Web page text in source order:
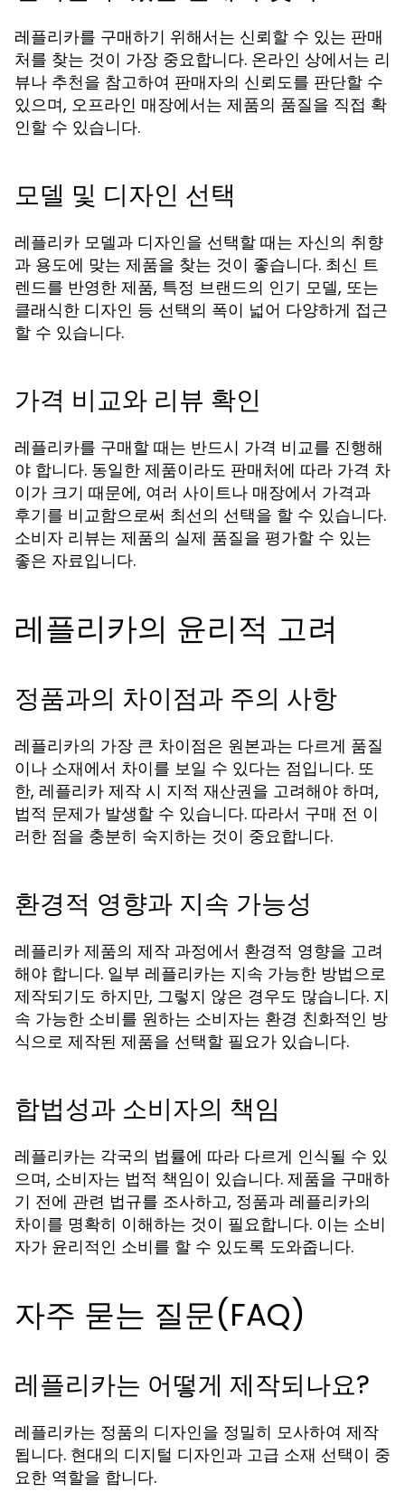
레플리카를 구매하기 위해서는 신뢰할 수 있는 판매
처를 찾는 것이 가장 중요합니다. 온라인 상에서는 리
뷰나 추천을 참고하여 판매자의 신뢰도를 판단할 수
있으며, 오프라인 매장에서는 제품의 품질을 직접 확
인할 수 있습니다.
모델 및 디자인 선택
레플리카 모델과 디자인을 선택할 때는 자신의 취향
과 용도에 맞는 제품을 찾는 것이 좋습니다. 최신 트
렌드를 반영한 제품, 특정 브랜드의 인기 모델, 또는
클래식한 디자인 등 선택의 폭이 넓어 다양하게 접근
할 수 있습니다.
가격 비교와 리뷰 확인
레플리카를 구매할 때는 반드시 가격 비교를 진행해
야 합니다. 동일한 제품이라도 판매처에 따라 가격 차
이가 크기 때문에, 여러 사이트나 매장에서 가격과
후기를 비교함으로써 최선의 선택을 할 수 있습니다.
소비자 리뷰는 제품의 실제 품질을 평가할 수 있는
좋은 자료입니다.
레플리카의 윤리적 고려
정품과의 차이점과 주의 사항
레플리카의 가장 큰 차이점은 원본과는 다르게 품질
이나 소재에서 차이를 보일 수 있다는 점입니다. 또
한, 레플리카 제작 시 지적 재산권을 고려해야 하며,
법적 문제가 발생할 수 있습니다. 따라서 구매 전 이
러한 점을 충분히 숙지하는 것이 중요합니다.
환경적 영향과 지속 가능성
레플리카 제품의 제작 과정에서 환경적 영향을 고려
해야 합니다. 일부 레플리카는 지속 가능한 방법으로
제작되기도 하지만, 그렇지 않은 경우도 많습니다. 지
속 가능한 소비를 원하는 소비자는 환경 친화적인 방
식으로 제작된 제품을 선택할 필요가 있습니다.
합법성과 소비자의 책임
레플리카는 각국의 법률에 따라 다르게 인식될 수 있
으며, 소비자는 법적 책임이 있습니다. 제품을 구매하
기 전에 관련 법규를 조사하고, 정품과 레플리카의
차이를 명확히 이해하는 것이 필요합니다. 이는 소비
자가 윤리적인 소비를 할 수 있도록 도와줍니다.
자주 묻는 질문(FAQ)
레플리카는 어떻게 제작되나요?
레플리카는 정품의 디자인을 정밀히 모사하여 제작
됩니다. 현대의 디지털 디자인과 고급 소재 선택이 중
요한 역할을 합니다.